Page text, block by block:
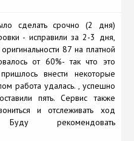
сделать срочно (2 дня)
- исправили за 2-3 дня,
87 на платной
от 60%- так что это
внести некоторые
работа удалась. , успешно
пять. Сервис также
и отслеживать ход
рекомендовать